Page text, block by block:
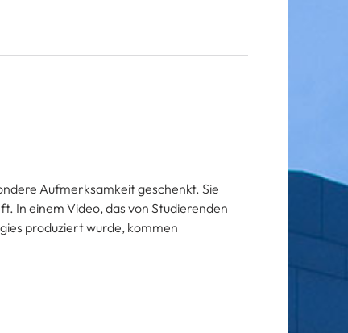
Aufmerksamkeit geschenkt. Sie
In einem Video, das von Studierenden
produziert wurde, kommen